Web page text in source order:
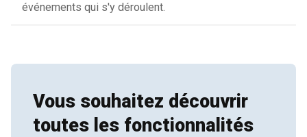
événements qui s'y déroulent.
Vous souhaitez découvrir
toutes les fonctionnalités